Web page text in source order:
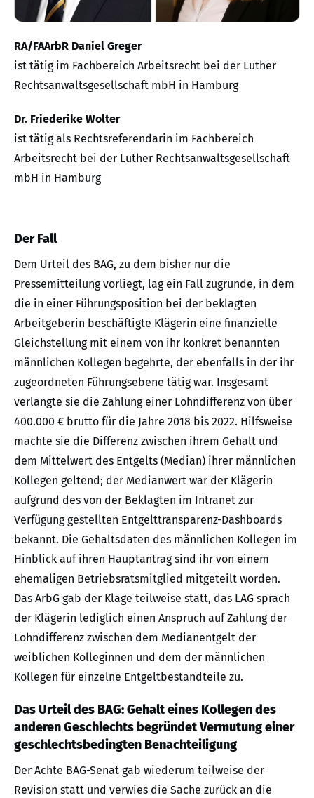
RA/FAArbR Daniel Greger
ist tätig im Fachbereich Arbeitsrecht bei der Luther
Rechtsanwaltsgesellschaft mbH in Hamburg
Dr. Friederike Wolter
ist tätig als Rechtsreferendarin im Fachbereich
Arbeitsrecht bei der Luther Rechtsanwaltsgesellschaft
mbH in Hamburg
Der Fall
Dem Urteil des BAG, zu dem bisher nur die
Pressemitteilung vorliegt, lag ein Fall zugrunde, in dem
die in einer Führungsposition bei der beklagten
Arbeitgeberin beschäftigte Klägerin eine finanzielle
Gleichstellung mit einem von ihr konkret benannten
männlichen Kollegen begehrte, der ebenfalls in der ihr
zugeordneten Führungsebene tätig war. Insgesamt
verlangte sie die Zahlung einer Lohndifferenz von über
400.000 € brutto für die Jahre 2018 bis 2022. Hilfsweise
machte sie die Differenz zwischen ihrem Gehalt und
dem Mittelwert des Entgelts (Median) ihrer männlichen
Kollegen geltend; der Medianwert war der Klägerin
aufgrund des von der Beklagten im Intranet zur
Verfügung gestellten Entgelttransparenz-Dashboards
bekannt. Die Gehaltsdaten des männlichen Kollegen im
Hinblick auf ihren Hauptantrag sind ihr von einem
ehemaligen Betriebsratsmitglied mitgeteilt worden.
Das ArbG gab der Klage teilweise statt, das LAG sprach
der Klägerin lediglich einen Anspruch auf Zahlung der
Lohndifferenz zwischen dem Medianentgelt der
weiblichen Kolleginnen und dem der männlichen
Kollegen für einzelne Entgeltbestandteile zu.
Das Urteil des BAG: Gehalt eines Kollegen des
anderen Geschlechts begründet Vermutung einer
geschlechtsbedingten Benachteiligung
Der Achte BAG-Senat gab wiederum teilweise der
Revision statt und verwies die Sache zurück an die